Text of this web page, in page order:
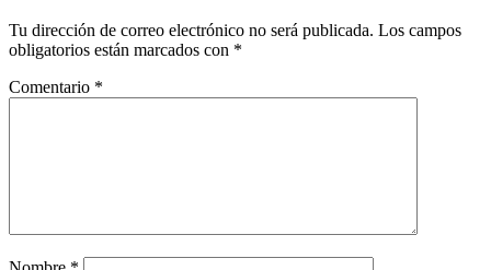
Tu dirección de correo electrónico no será publicada. Los campos
obligatorios están marcados con *
Comentario *